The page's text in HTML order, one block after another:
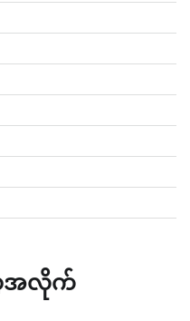
ဍအလိုက်